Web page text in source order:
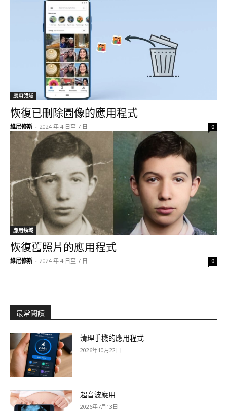
應用領域
恢復已刪除圖像的應用程式
維尼修斯 - 2024 年 4 日至 7 日 0
應用領域
恢復舊照片的應用程式
維尼修斯 - 2024 年 4 日至 7 日 0
最常閱讀
清理手機的應用程式
2026年10月22日
超音波應用
2026年7月13日